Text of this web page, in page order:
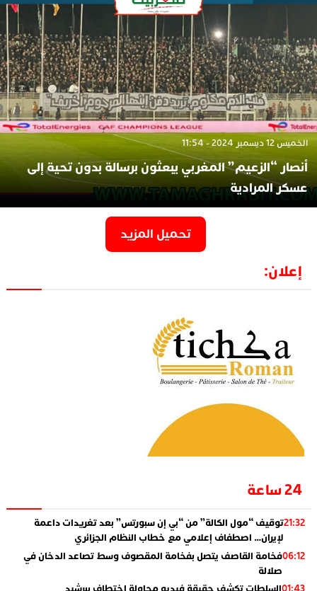
الخميس 12 ديسمبر 2024 - 11:54
أنصار “الزعيم” المغربي يبعثون برسالة بدون تحية إلى
عسكر المرادية
تحميل المزيد
إعلان:
24 ساعة
21:32توقيف “مول الكالة” من “بي إن سبورتس” بعد تغريدات داعمة
لإيران… اصطفاف إعلامي مع خطاب النظام الجزائري
06:12فخامة القاصف يتصل بفخامة المقصوف وسط تصاعد الدخان في
صلالة